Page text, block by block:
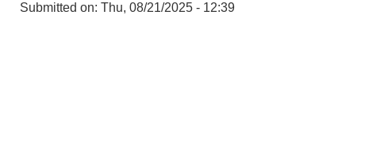
Submitted on: Thu, 08/21/2025 - 12:39